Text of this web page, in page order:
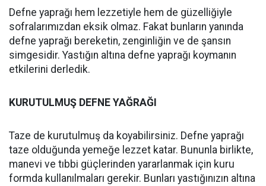
Defne yaprağı hem lezzetiyle hem de güzelliğiyle
sofralarımızdan eksik olmaz. Fakat bunların yanında
defne yaprağı bereketin, zenginliğin ve de şansın
simgesidir. Yastığın altına defne yaprağı koymanın
etkilerini derledik.
KURUTULMUŞ DEFNE YAĞRAĞI
Taze de kurutulmuş da koyabilirsiniz. Defne yaprağı
taze olduğunda yemeğe lezzet katar. Bununla birlikte,
manevi ve tıbbi güçlerinden yararlanmak için kuru
formda kullanılmaları gerekir. Bunları yastığınızın altına